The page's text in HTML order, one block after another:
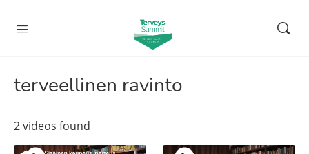
terveellinen ravinto
2 videos found